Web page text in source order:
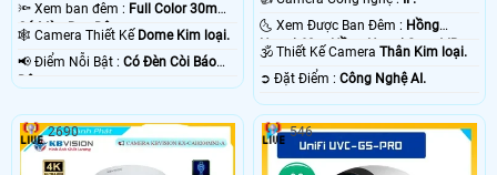
🔦 Xem ban đêm : Full Color 30m
Có Màu Ban Ðêm.
🕸️ Camera Thiết Kế Dome Kim loại.
️📢 Điểm Nỗi Bật : Có Ðèn Còi Báo
Động.
🌜 Xem Được Ban Đêm : Hồng
Ngoại 60m Hồng Ngoại Smart IR.
🕉️ Thiết Kế CameraThân Kim loại.
️➲ Đặt Điểm :Công Nghệ AI.
2690 546